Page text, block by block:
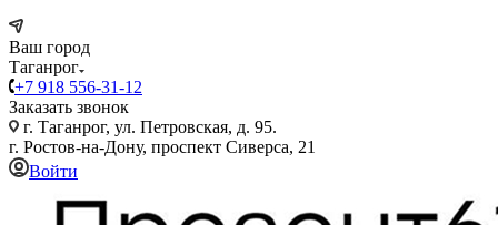
Ваш город
Таганрог
+7 918 556-31-12
Заказать звонок
г. Таганрог, ул. Петровская, д. 95.
г. Ростов-на-Дону, проспект Сиверса, 21
Войти